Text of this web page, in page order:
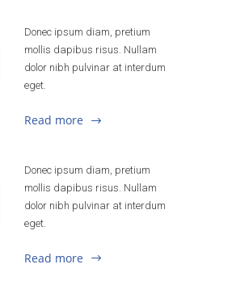
Donec ipsum diam, pretium
mollis dapibus risus. Nullam
dolor nibh pulvinar at interdum
eget.
Read more
Donec ipsum diam, pretium
mollis dapibus risus. Nullam
dolor nibh pulvinar at interdum
eget.
Read more